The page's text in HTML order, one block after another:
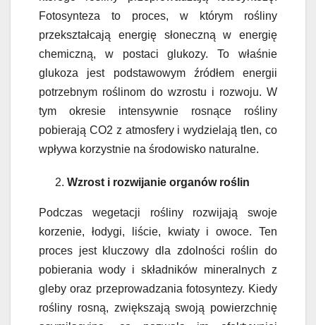
Fotosynteza to proces, w którym rośliny
przekształcają energię słoneczną w energię
chemiczną, w postaci glukozy. To właśnie
glukoza jest podstawowym źródłem energii
potrzebnym roślinom do wzrostu i rozwoju. W
tym okresie intensywnie rosnące rośliny
pobierają CO2 z atmosfery i wydzielają tlen, co
wpływa korzystnie na środowisko naturalne.
Wzrost i rozwijanie organów roślin
Podczas wegetacji rośliny rozwijają swoje
korzenie, łodygi, liście, kwiaty i owoce. Ten
proces jest kluczowy dla zdolności roślin do
pobierania wody i składników mineralnych z
gleby oraz przeprowadzania fotosyntezy. Kiedy
rośliny rosną, zwiększają swoją powierzchnię